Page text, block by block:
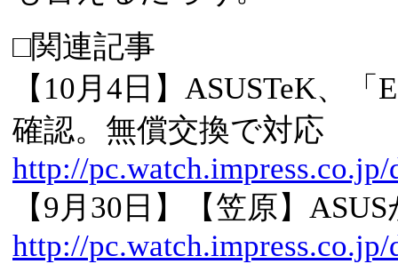
□関連記事
【10月4日】ASUSTeK、
確認。無償交換で対応
http://
【9月30日】【笠原】
http://